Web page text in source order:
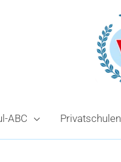
ABC Privatschulen